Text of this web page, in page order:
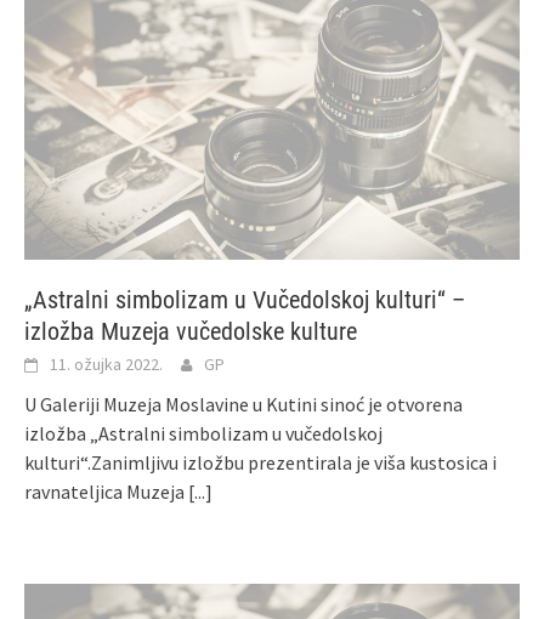
„Astralni simbolizam u Vučedolskoj kulturi“ –
izložba Muzeja vučedolske kulture
11. ožujka 2022. GP
U Galeriji Muzeja Moslavine u Kutini sinoć je otvorena
izložba „Astralni simbolizam u vučedolskoj
kulturi“.Zanimljivu izložbu prezentirala je viša kustosica i
ravnateljica Muzeja [...]